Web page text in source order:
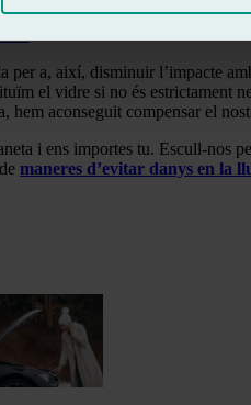
per a valorar si és
a, així, disminuir l’impacte
el vidre si no és estrictament
aconseguit compensar el
i ens importes tu. Escull-nos
maneres d’evitar danys en la